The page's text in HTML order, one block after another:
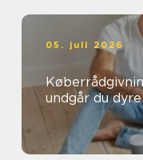
05. juli 2026
undgår du